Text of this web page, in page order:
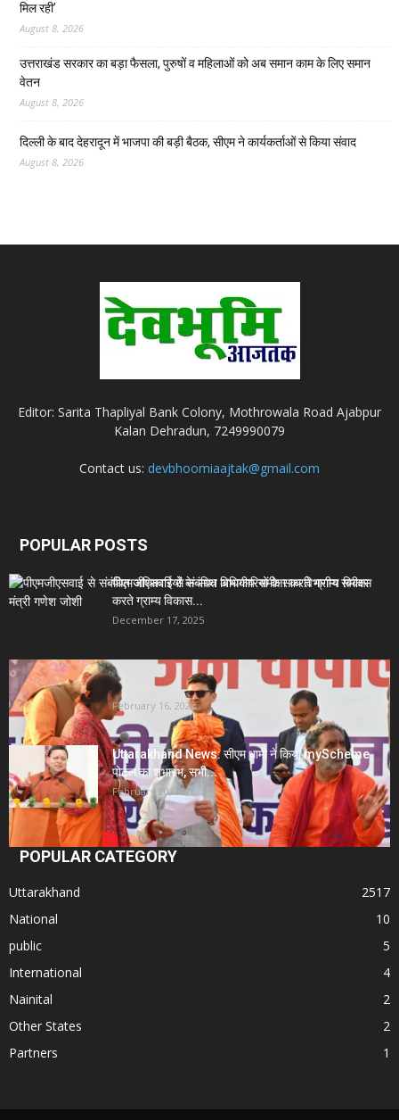
मिल रही’
August 8, 2026
उत्तराखंड सरकार का बड़ा फैसला, पुरुषों व महिलाओं को अब समान काम के लिए समान
वेतन
August 8, 2026
दिल्ली के बाद देहरादून में भाजपा की बड़ी बैठक, सीएम ने कार्यकर्ताओं से किया संवाद
August 8, 2026
Editor: Sarita Thapliyal Bank Colony, Mothrowala Road Ajabpur
Kalan Dehradun, 7249990079
Contact us: devbhoomiaajtak@gmail.com
POPULAR POSTS
पीएमजीएसवाई से संबंधित अधिकारियों के साथ विभागीय समीक्षा
करते ग्राम्य विकास...
December 17, 2025
Uttarakhand News- सीएम धामी सख्त: जनता की समस्याओं
पर देरी बर्दाश्त...
February 16, 2026
Uttarakhand News: सीएम धामी ने किया myScheme
पोर्टल का शुभारंभ, सभी...
February 20, 2026
POPULAR CATEGORY
Uttarakhand
2517
National
10
public
5
International
4
Nainital
2
Other States
2
Partners
1